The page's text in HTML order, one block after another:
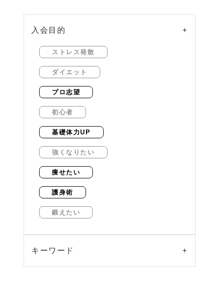
入会目的 +
ストレス発散
ダイエット
プロ志望
初心者
基礎体力UP
強くなりたい
痩せたい
護身術
鍛えたい
キーワード +